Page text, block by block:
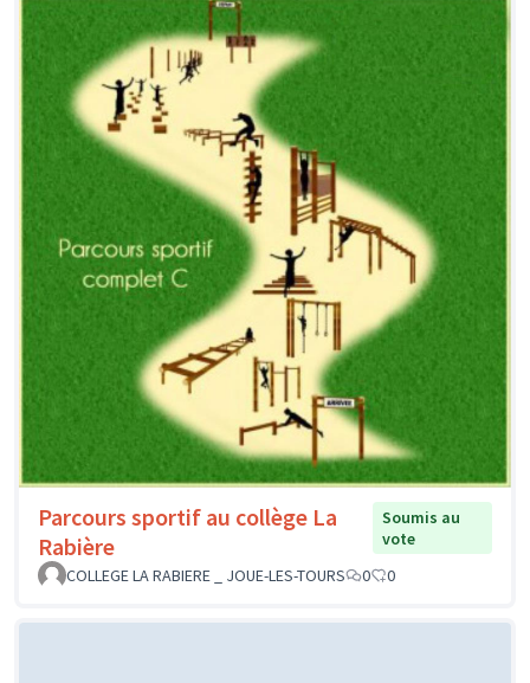
Parcours sportif au collège La
Rabière
Soumis au
vote
COLLEGE LA RABIERE _ JOUE-LES-TOURS
0 0